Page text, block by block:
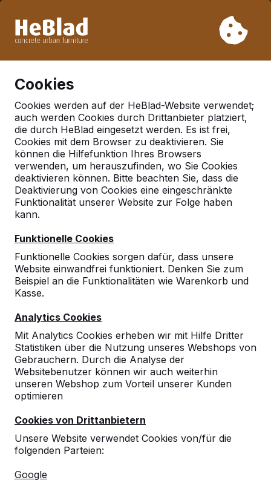
Woche 33 nicht. Bitte berücksichtigen Sie daher längere
Cookies
Cookies werden auf der HeBlad-Website verwendet;
auch werden Cookies durch Drittanbieter platziert,
die durch HeBlad eingesetzt werden. Es ist frei,
Cookies mit dem Browser zu deaktivieren. Sie
können die Hilfefunktion Ihres Browsers
verwenden, um herauszufinden, wo Sie Cookies
deaktivieren können. Bitte beachten Sie, dass die
Deaktivierung von Cookies eine eingeschränkte
Funktionalität unserer Website zur Folge haben
kann.
Funktionelle Cookies
Funktionelle Cookies sorgen dafür, dass unsere
Website einwandfrei funktioniert. Denken Sie zum
Beispiel an die Funktionalitäten wie Warenkorb und
Kasse.
Analytics Cookies
Mit Analytics Cookies erheben wir mit Hilfe Dritter
Statistiken über die Nutzung unseres Webshops von
Gebrauchern. Durch die Analyse der
Websitebenutzer können wir auch weiterhin
unseren Webshop zum Vorteil unserer Kunden
optimieren
Cookies von Drittanbietern
Unsere Website verwendet Cookies von/für die
folgenden Parteien:
Google
Deutschland
Referenties in:
Angermunde
Geen reviews gevonden voor deze
Referenzen